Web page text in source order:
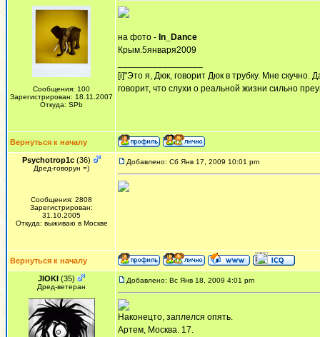
Сообщения: 100
Зарегистрирован: 18.11.2007
Откуда: SPb
на фото - In_Dance
Крым.5января2009
[i]"Это я, Дюк, говорит Дюк в трубку. Мне
говорит, что слухи о реальной жизни сильно
Вернуться к началу
Psychotrop1c (36)
Дред-говорун =)
Сообщения: 2808
Зарегистрирован:
31.10.2005
Откуда: выживаю в Москве
Добавлено: Сб Янв 17, 2009 10:01 pm
Вернуться к началу
JlOKI (35)
Дред-ветеран
Добавлено: Вс Янв 18, 2009 4:01 pm
Наконецто, заплелся опять.
Артем, Москва. 17.